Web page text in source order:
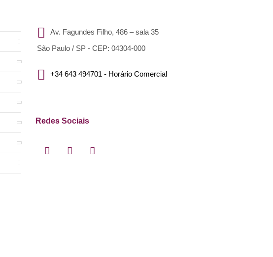
Av. Fagundes Filho, 486 – sala 35
São Paulo / SP - CEP: 04304-000
+34 643 494701 - Horário Comercial
Redes Sociais